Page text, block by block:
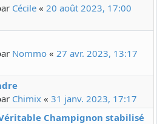
Cécile « 20 août 2023, 17:00
Nommo « 27 avr. 2023, 13:17
Chimix « 31 janv. 2023, 17:17
Champignon stabilisé